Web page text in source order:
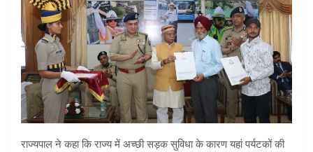
राज्यपाल ने कहा कि राज्य में अच्छी सड़क सुविधा के कारण यहां पर्यटकों की